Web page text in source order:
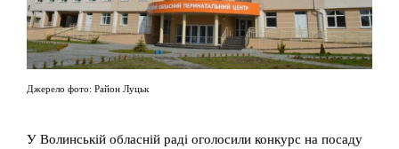
Джерело фото: Район Луцьк
У Волинській обласній раді оголосили конкурс на посаду